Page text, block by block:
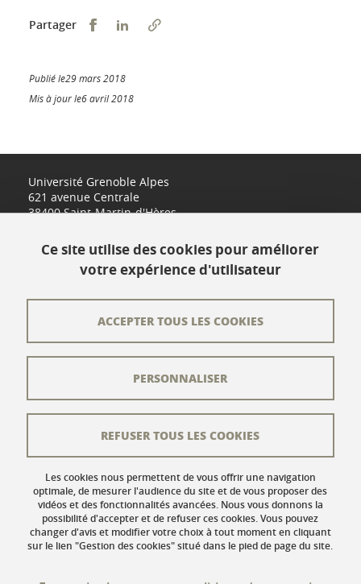
Partager Partager sur Facebook
Partager sur LinkedIn
Publié le29 mars 2018
Mis à jour le6 avril 2018
Université Grenoble Alpes
621 avenue Centrale
38400 Saint-Martin-d'Hères
L'équipe éditoriale
Crédits
Mentions légales
Données personnelles
Gestion des cookies
Accessibilité : non conforme
Ce site utilise des cookies pour améliorer
votre expérience d'utilisateur
Les cookies nous permettent de vous offrir une navigation
optimale, de mesurer l'audience du site et de vous proposer des
vidéos et des fonctionnalités avancées. Nous vous donnons la
possibilité d'accepter et de refuser ces cookies. Vous pouvez
changer d'avis et modifier votre choix à tout moment en cliquant
sur le lien "Gestion des cookies" situé dans le pied de page du site.
ACCEPTER TOUS LES COOKIES
REFUSER TOUS LES COOKIES
PERSONNALISER